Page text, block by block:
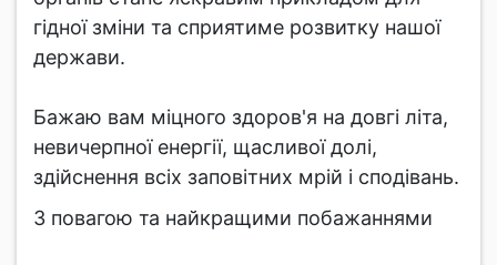
гідної зміни та сприятиме розвитку нашої
держави.
Бажаю вам міцного здоров'я на довгі літа,
невичерпної енергії, щасливої долі,
здійснення всіх заповітних мрій і сподівань.
З повагою та найкращими побажаннями